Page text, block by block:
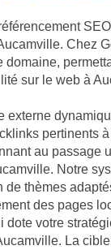
Chez
domaine,
sur le web à
externe
pertinents
au passage
Notre
de thèmes
des pages
dote votre
La